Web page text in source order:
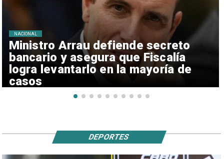
Ministro Arrau defiende secreto
bancario y asegura que Fiscalía
logra levantarlo en la mayoría de
casos
NACIONAL
DEPORTES